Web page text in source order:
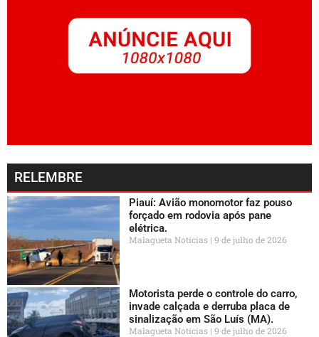
RELEMBRE
Piauí: Avião monomotor faz pouso
forçado em rodovia após pane
elétrica.
Malagueta Notícias 9 de julho de 2026
Motorista perde o controle do carro,
invade calçada e derruba placa de
sinalização em São Luís (MA).
Malagueta Notícias 9 de julho de 2026